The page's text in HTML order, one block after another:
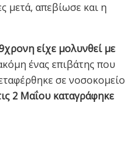
μετά, απεβίωσε και η
είχε μολυνθεί με
ένας επιβάτης που
σε νοσοκομείο
2 Μαΐου καταγράφηκε